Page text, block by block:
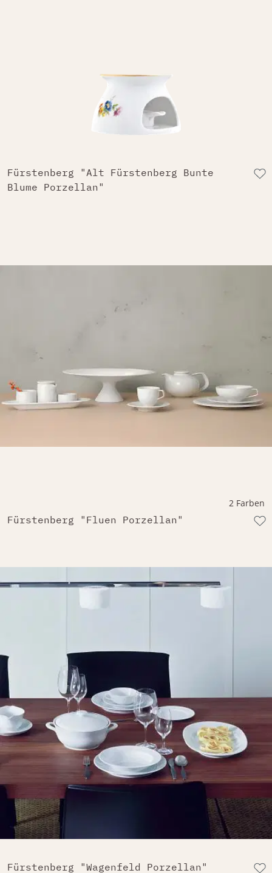
Fürstenberg "Alt Fürstenberg Bunte
Blume Porzellan"
2 Farben
Fürstenberg "Fluen Porzellan"
Fürstenberg "Wagenfeld Porzellan"